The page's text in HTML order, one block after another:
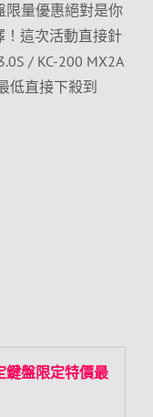
限量優惠絕對是你
這次活動直接針
/ KC-200 MX2A
低直接下殺到
鍵盤限定特價最